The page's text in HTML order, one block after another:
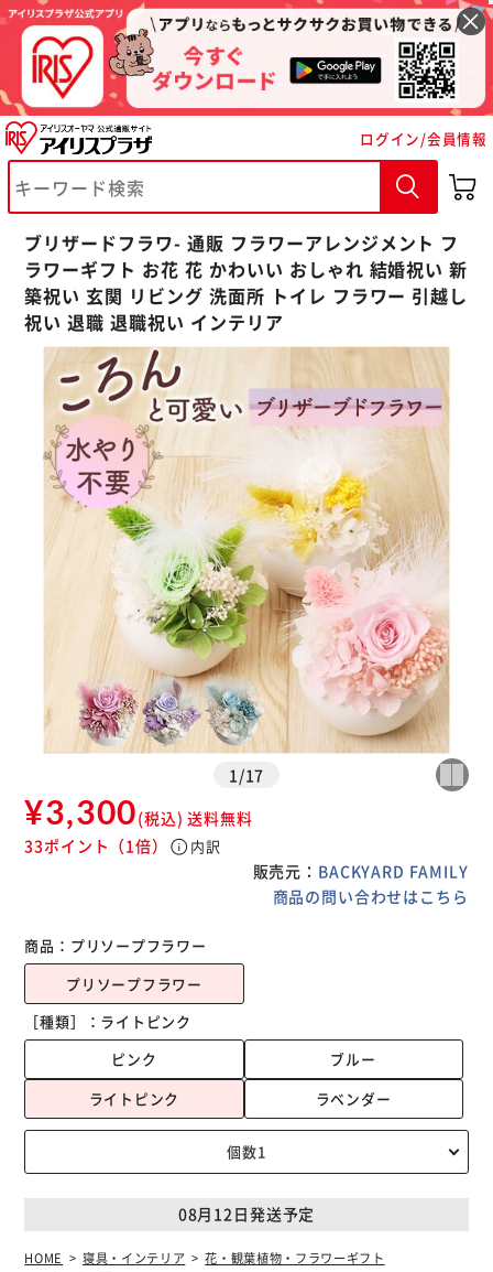
ログイン/会員情報
ブリザードフラワ- 通販 フラワーアレンジメント フ
ラワーギフト お花 花 かわいい おしゃれ 結婚祝い 新
築祝い 玄関 リビング 洗面所 トイレ フラワー 引越し
祝い 退職 退職祝い インテリア
1 /17
¥3,300(税込) 送料無料
33ポイント （1倍） info内訳
販売元： BACKYARD FAMILY
商品の問い合わせはこちら
商品： プリソープフラワー
プリソープフラワー
［種類］： ライトピンク
ピンク
ブルー
ライトピンク
ラベンダー
08月12日発送予定
HOME 寝具・インテリア
花・観葉植物・フラワーギフト
※ご確認ください
カートに入れる 購入手続きへ